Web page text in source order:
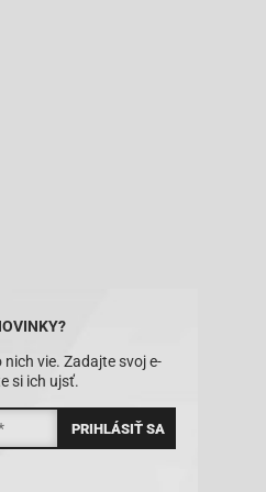
vie. Zadajte svoj e-
si ich ujsť.